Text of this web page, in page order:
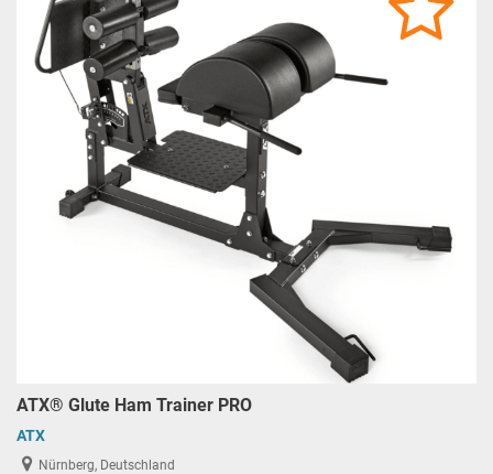
ATX® Glute Ham Trainer PRO
ATX
Nürnberg, Deutschland